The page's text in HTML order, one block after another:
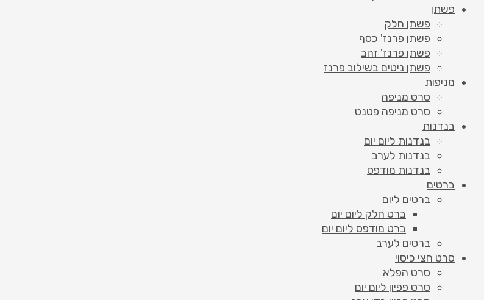
פשתן
פשתן חלק
פשתן פרנז' כסף
פשתן פרנז' זהב
פשתן ניטים בשילוב פרנז
מניפות
סרט מניפה
סרט מניפה פטנט
בנדנות
בנדנות ליום יום
בנדנות לערב
בנדנות מודפס
ברטים
ברטים ליום
ברט חלק ליום יום
ברט מודפס ליום יום
ברטים לערב
סרט חצי כיסוי
סרט הפלא
סרט פפיון ליום יום